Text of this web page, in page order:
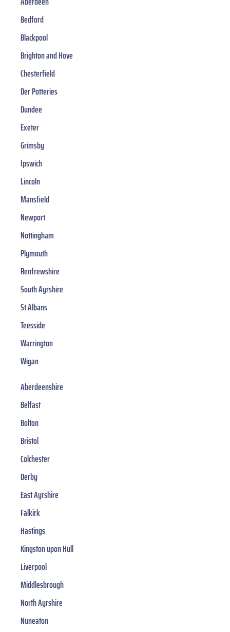
Bedford
Blackpool
Brighton and Hove
Chesterfield
Der Potteries
Dundee
Exeter
Grimsby
Ipswich
Lincoln
Mansfield
Newport
Nottingham
Plymouth
Renfrewshire
South Ayrshire
St Albans
Teesside
Warrington
Wigan
Aberdeenshire
Belfast
Bolton
Bristol
Colchester
Derby
East Ayrshire
Falkirk
Hastings
Kingston upon Hull
Liverpool
Middlesbrough
North Ayrshire
Nuneaton